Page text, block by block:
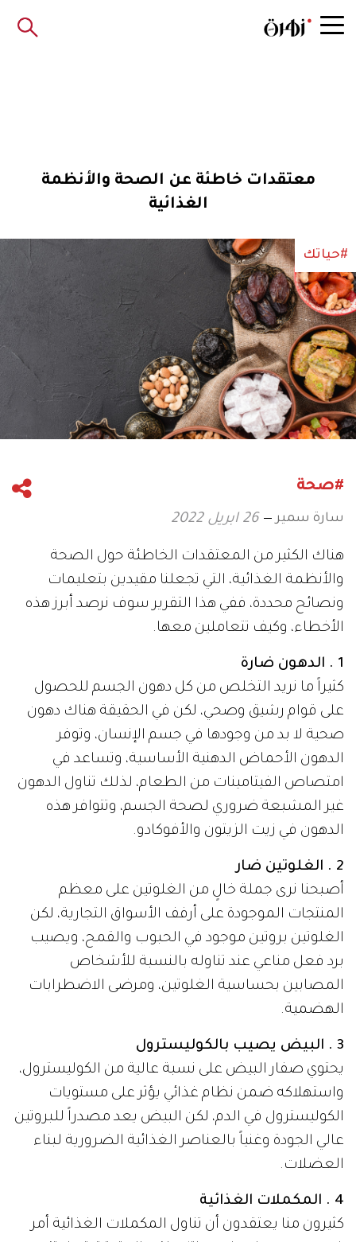
معتقدات خاطئة عن الصحة والأنظمة
الغذائية
#حياتك
#صحة
سارة سمير 26 ابريل 2022
هناك الكثير من المعتقدات الخاطئة حول الصحة
والأنظمة الغذائية، التي تجعلنا مقيدين بتعليمات
ونصائح محددة، ففي هذا التقرير سوف نرصد أبرز هذه
الأخطاء، وكيف تتعاملين معها.
1 . الدهون ضارة
كثيراً ما نريد التخلص من كل دهون الجسم للحصول
على قوام رشيق وصحي، لكن في الحقيقة هناك دهون
صحية لا بد من وجودها في جسم الإنسان، وتوفر
الدهون الأحماض الدهنية الأساسية، وتساعد في
امتصاص الفيتامينات من الطعام، لذلك تناول الدهون
غير المشبعة ضروري لصحة الجسم، وتتوافر هذه
الدهون في زيت الزيتون والأفوكادو.
2 . الغلوتين ضار
أصبحنا نرى جملة خالٍ من الغلوتين على معظم
المنتجات الموجودة على أرفف الأسواق التجارية، لكن
الغلوتين بروتين موجود في الحبوب والقمح، ويصيب
برد فعل مناعي عند تناوله بالنسبة للأشخاص
المصابين بحساسية الغلوتين، ومرضى الاضطرابات
الهضمية.
3 . البيض يصيب بالكوليسترول
يحتوي صفار البيض على نسبة عالية من الكوليسترول،
واستهلاكه ضمن نظام غذائي يؤثر على مستويات
الكوليسترول في الدم، لكن البيض يعد مصدراً للبروتين
عالي الجودة وغنياً بالعناصر الغذائية الضرورية لبناء
العضلات.
4 . المكملات الغذائية
كثيرون منا يعتقدون أن تناول المكملات الغذائية أمر